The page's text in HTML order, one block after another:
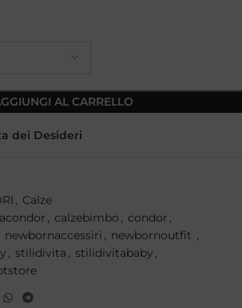
AL CARRELLO
dei Desideri
, Calze
, calzebimbo , condor ,
newbornaccessiri , newbornoutfit ,
, stilidivita , stilidivitababy ,